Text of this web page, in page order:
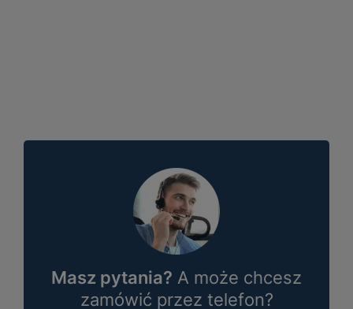
Masz pytania? A może chcesz
zamówić przez telefon?